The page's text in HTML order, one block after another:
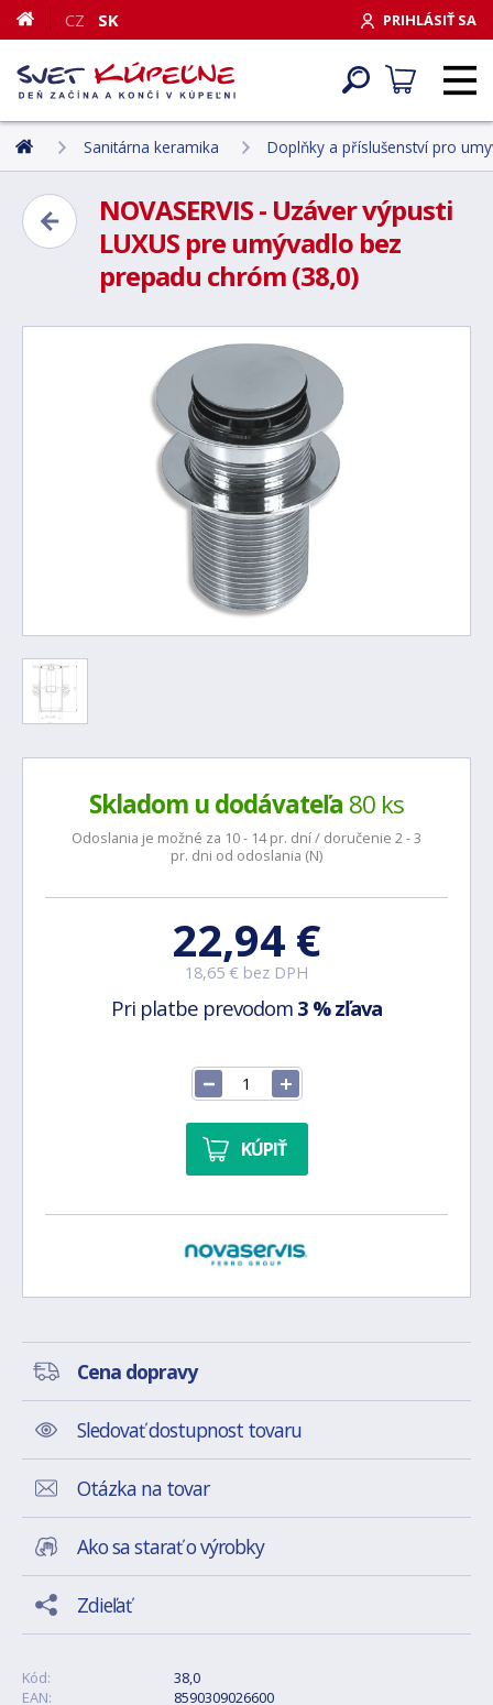
PRIHLÁSIŤ SA
CZ SK
Sanitárna keramika Doplňky a příslušenství pro
NOVASERVIS - Uzáver výpusti
LUXUS pre umývadlo bez
prepadu chróm (38,0)
Skladom u dodávateľa 80 ks
Odoslania je možné za 10 - 14 pr. dní / doručenie 2 - 3
pr. dni od odoslania (N)
22,94 €
18,65 € bez DPH
Pri platbe prevodom 3 % zľava
KÚPIŤ
Cena dopravy
Sledovať dostupnost tovaru
Otázka na tovar
Ako sa starať o výrobky
Zdieľať
Kód:
38,0
EAN:
8590309026600